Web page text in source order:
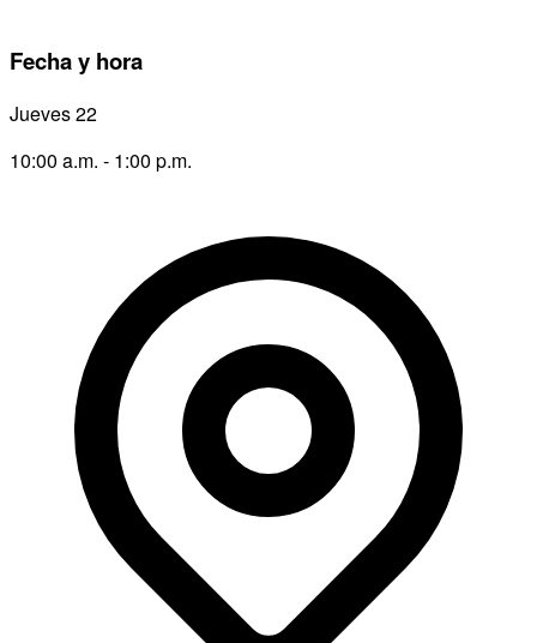
Fecha y hora
Jueves 22
10:00 a.m. - 1:00 p.m.